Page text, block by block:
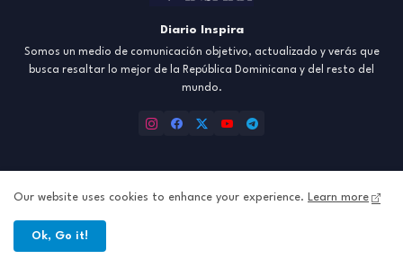
Diario Inspira
Somos un medio de comunicación objetivo, actualizado y verás que
busca resaltar lo mejor de la República Dominicana y del resto del
mundo.
Inicio About Contact us Política de Privacidad
Our website uses cookies to enhance your experience. Learn more
Ok, Go it!